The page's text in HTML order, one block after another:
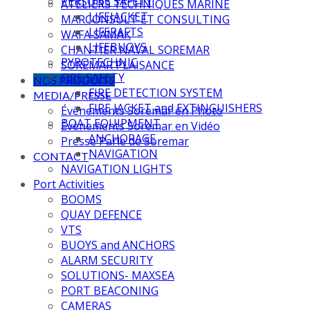
ATELIERS TECHNIQUES MARINE
MARCONSULT ET CONSULTING
WAFA SAMAK
CHANTIER NAVAL SOREMAR
SOREMAR PLAISANCE
NOS PRODUITS
MEDIA/PRESSE
Évènements Soremar en Photo
Évènements Soremar en Vidéo
Presse Parle de Soremar
CONTACT
LIFEJACKET
LIFERAFTS
LIFEBUOYS
PYROTECHNIC
FIRE SAFETY
FIRE DETECTION SYSTEM
FIRE JACKET and EXTINGUISHERS
BOAT EQUIPMENT
ANCHORAGE
NAVIGATION
NAVIGATION LIGHTS
Port Activities
BOOMS
QUAY DEFENCE
VTS
BUOYS and ANCHORS
ALARM SECURITY
SOLUTIONS- MAXSEA
PORT BEACONING
CAMERAS